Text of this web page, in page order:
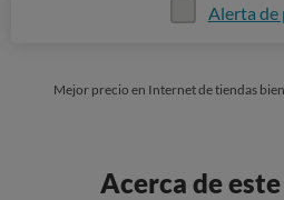
Alerta de
Mejor precio en Internet de tiendas
Acerca de